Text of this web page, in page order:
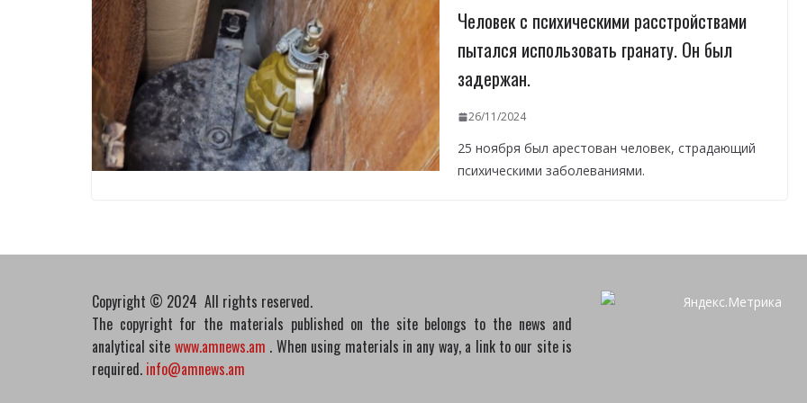
Человек с психическими расстройствами
пытался использовать гранату. Он был
задержан.
26/11/2024
25 ноября был арестован человек, страдающий
психическими заболеваниями.
Copyright © 2024 All rights reserved.
The copyright for the materials published on the site belongs to the news and
analytical site www.amnews.am . When using materials in any way, a link to our site is
required. info@amnews.am